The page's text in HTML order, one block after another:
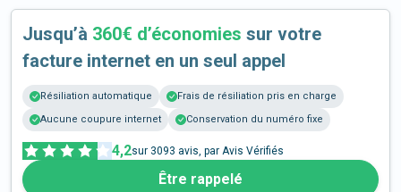
Jusqu’à 360€ d’économies sur votre
facture internet en un seul appel
Résiliation automatique
Frais de résiliation pris en charge
Aucune coupure internet
Conservation du numéro fixe
4,2sur 3093 avis, par Avis Vérifiés
Être rappelé